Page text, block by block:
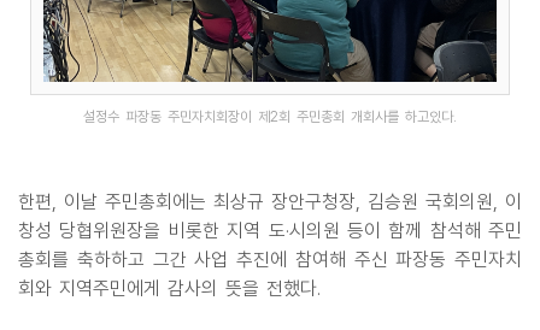
설정수 파장동 주민자치회장이 제2회 주민총회 개회사를 하고있다.
한편, 이날 주민총회에는 최상규 장안구청장, 김승원 국회의원, 이
창성 당협위원장을 비롯한 지역 도·시의원 등이 함께 참석해 주민
총회를 축하하고 그간 사업 추진에 참여해 주신 파장동 주민자치
회와 지역주민에게 감사의 뜻을 전했다.